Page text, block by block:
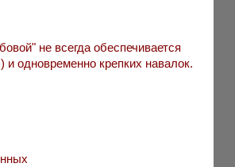
не всегда обеспечивается
одновременно крепких навалок.